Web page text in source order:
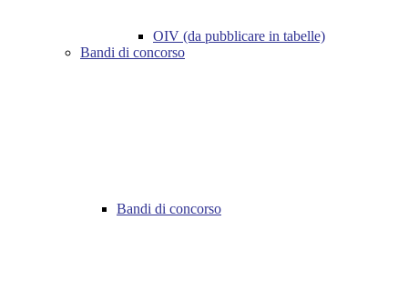
OIV (da pubblicare in tabelle)
Bandi di concorso
Bandi di concorso